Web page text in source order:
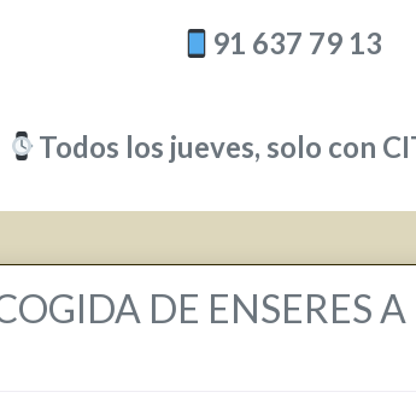
91 637 79 13
Todos los jueves, solo con
DE ENSERES A